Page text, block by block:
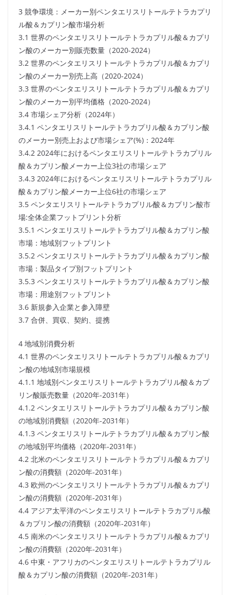
3 競争環境：メーカー別ペンタエリスリトールテトラカプリ
ル酸＆カプリン酸市場分析
3.1 世界のペンタエリスリトールテトラカプリル酸＆カプリ
ン酸のメーカー別販売数量（2020-2024）
3.2 世界のペンタエリスリトールテトラカプリル酸＆カプリ
ン酸のメーカー別売上高（2020-2024）
3.3 世界のペンタエリスリトールテトラカプリル酸＆カプリ
ン酸のメーカー別平均価格（2020-2024）
3.4 市場シェア分析（2024年）
3.4.1 ペンタエリスリトールテトラカプリル酸＆カプリン酸
のメーカー別売上および市場シェア(%)：2024年
3.4.2 2024年におけるペンタエリスリトールテトラカプリル
酸＆カプリン酸メーカー上位3社の市場シェア
3.4.3 2024年におけるペンタエリスリトールテトラカプリル
酸＆カプリン酸メーカー上位6社の市場シェア
3.5 ペンタエリスリトールテトラカプリル酸＆カプリン酸市
場:全体企業フットプリント分析
3.5.1 ペンタエリスリトールテトラカプリル酸＆カプリン酸
市場：地域別フットプリント
3.5.2 ペンタエリスリトールテトラカプリル酸＆カプリン酸
市場：製品タイプ別フットプリント
3.5.3 ペンタエリスリトールテトラカプリル酸＆カプリン酸
市場：用途別フットプリント
3.6 新規参入企業と参入障壁
3.7 合併、買収、契約、提携
4 地域別消費分析
4.1 世界のペンタエリスリトールテトラカプリル酸＆カプリ
ン酸の地域別市場規模
4.1.1 地域別ペンタエリスリトールテトラカプリル酸＆カプ
リン酸販売数量（2020年-2031年）
4.1.2 ペンタエリスリトールテトラカプリル酸＆カプリン酸
の地域別消費額（2020年-2031年）
4.1.3 ペンタエリスリトールテトラカプリル酸＆カプリン酸
の地域別平均価格（2020年-2031年）
4.2 北米のペンタエリスリトールテトラカプリル酸＆カプリ
ン酸の消費額（2020年-2031年）
4.3 欧州のペンタエリスリトールテトラカプリル酸＆カプリ
ン酸の消費額（2020年-2031年）
4.4 アジア太平洋のペンタエリスリトールテトラカプリル酸
＆カプリン酸の消費額（2020年-2031年）
4.5 南米のペンタエリスリトールテトラカプリル酸＆カプリ
ン酸の消費額（2020年-2031年）
4.6 中東・アフリカのペンタエリスリトールテトラカプリル
酸＆カプリン酸の消費額（2020年-2031年）